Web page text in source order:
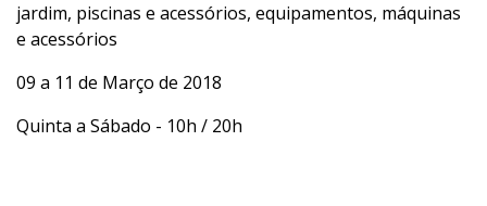
jardim, piscinas e acessórios, equipamentos, máquinas
e acessórios
09 a 11 de Março de 2018
Quinta a Sábado - 10h / 20h